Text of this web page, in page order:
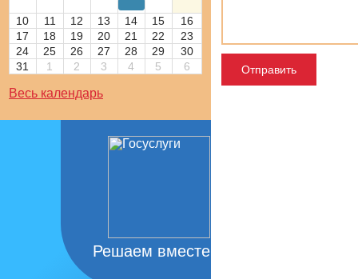
10 11 12 13 14 15
16
17
18 19 20 21 22
23
24
25 26 27 28 29
30
31
1 2 3 4 5 6
Весь календарь
Решаем вместе